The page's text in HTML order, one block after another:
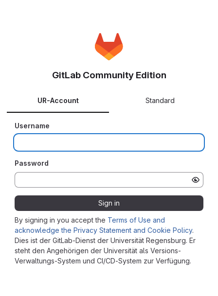
Dies ist der GitLab-Dienst der Universität Regensburg. Er
steht den Angehörigen der Universität als Versions-
Verwaltungs-System und CI/CD-System zur Verfügung.
GitLab Community Edition
UR-Account Standard
Username
Password
Sign in
By signing in you accept the Terms of Use and
acknowledge the Privacy Statement and Cookie Policy.